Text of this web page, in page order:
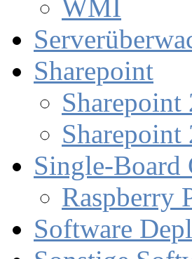
WMI
Sharepoint
Sharepoint
Sharepoint
Single-Board
Raspberry
Software